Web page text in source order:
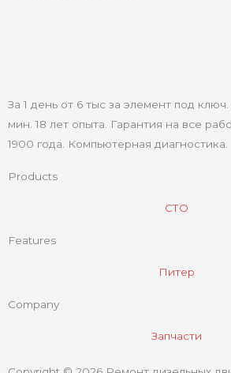
За 1 день от 6 тыс за элемент под
мин. 18 лет опыта. Гарантия на все
1900 года. Компьютерная диагностика.
Products
СТО
Features
Питер
Company
Запчасти